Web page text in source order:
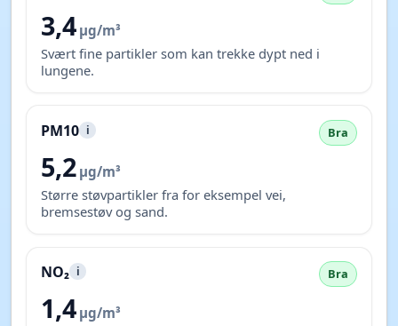
3,4 µg/m³
Svært fine partikler som kan trekke dypt ned i
lungene.
PM10 i Bra
5,2 µg/m³
Større støvpartikler fra for eksempel vei,
bremsestøv og sand.
NO₂ i Bra
1,4 µg/m³